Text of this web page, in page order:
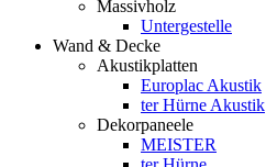
Massivholz
Untergestelle
Wand & Decke
Akustikplatten
Europlac Akustik
ter Hürne Akustik
Dekorpaneele
MEISTER